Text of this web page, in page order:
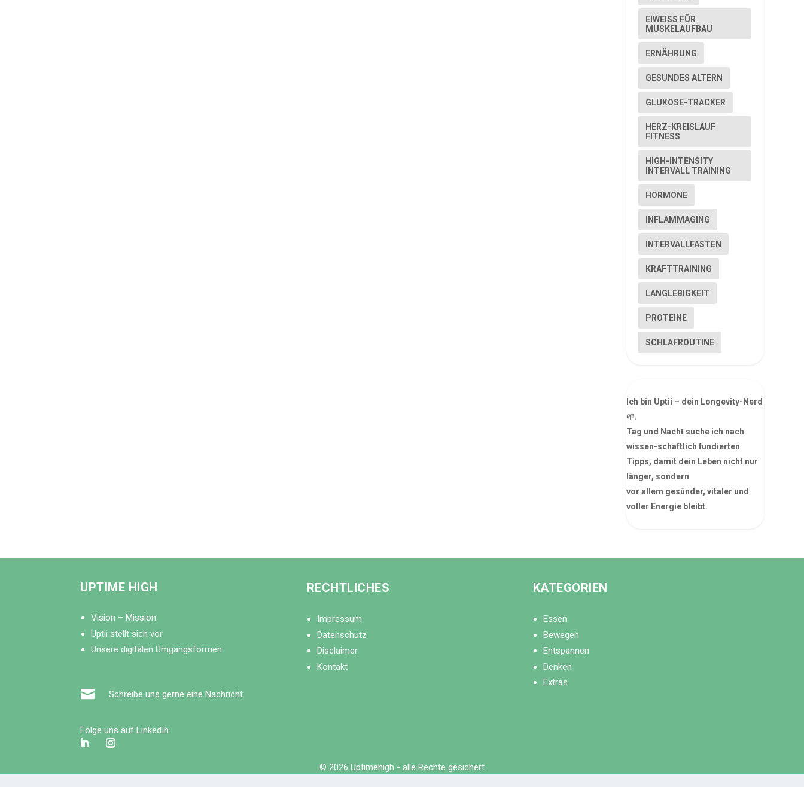
EIWEISS FÜR M
USKELAUFBAU
ERNÄHRUNG
GESUNDES ALTERN
GLUKOSE-TRACKER
HERZ-KREISLAUF
FITNESS
HIGH-INTENSITY
INTERVALL TRAINING
HORMONE
INFLAMMAGING
INTERVALLFASTEN
KRAFTTRAINING
LANGLEBIGKEIT
PROTEINE
SCHLAFROUTINE
Ich bin Uptii – dein Longevity-Nerd
🌱.
Tag und Nacht suche ich nach
wissen-schaftlich fundierten
Tipps, damit dein Leben nicht nur
länger, sondern
vor allem gesünder, vitaler und
voller Energie bleibt.
UPTIME HIGH
Vision – Mission
Uptii stellt sich vor
Unsere digitalen Umgangsformen
 Schreibe uns gerne eine Nachricht
Folge uns auf LinkedIn
RECHTLICHES
Impressum
Datenschutz
Disclaimer
Kontakt
KATEGORIEN
Essen
Bewegen
Entspannen
Denken
Extras
© 2026 Uptimehigh - alle Rechte gesichert